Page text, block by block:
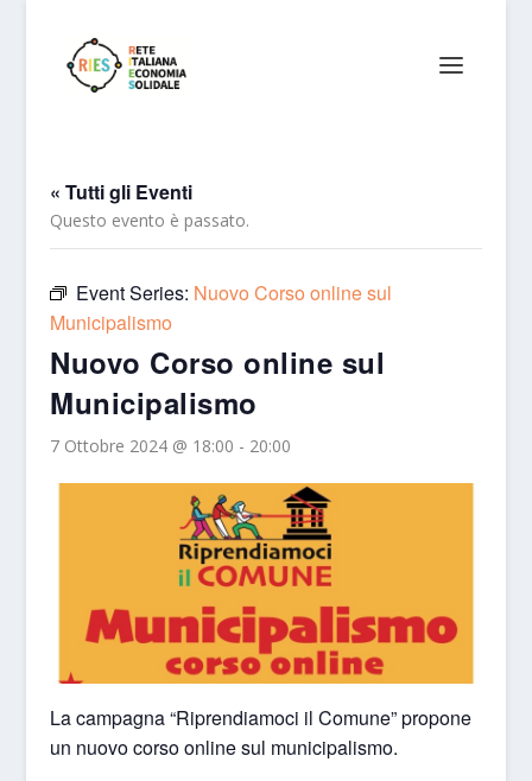
« Tutti gli Eventi
Questo evento è passato.
Event Series: Nuovo Corso online sul
Municipalismo
Nuovo Corso online sul
Municipalismo
7 Ottobre 2024 @ 18:00 - 20:00
La campagna “Riprendiamoci il Comune” propone
un nuovo corso online sul municipalismo.